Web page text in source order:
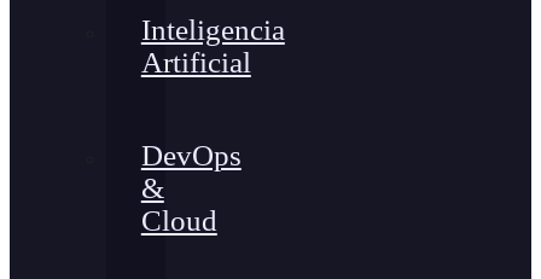
Inteligencia
Artificial
DevOps
&
Cloud